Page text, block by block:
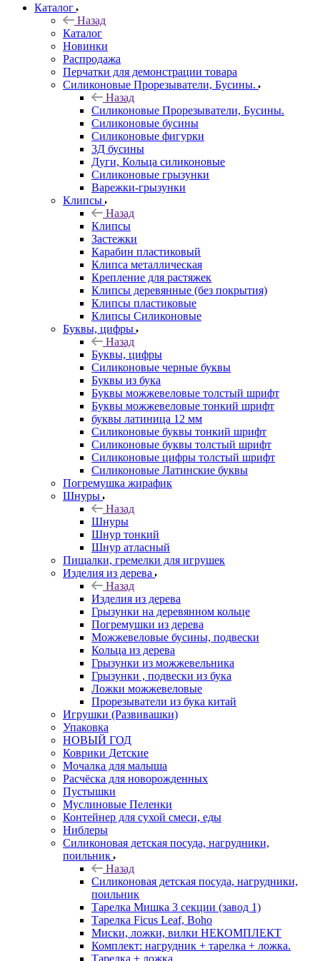
Каталог
Назад
Каталог
Новинки
Распродажа
Перчатки для демонстрации товара
Силиконовые Прорезыватели, Бусины.
Назад
Силиконовые Прорезыватели, Бусины.
Силиконовые бусины
Силиконовые фигурки
3Д бусины
Дуги, Кольца силиконовые
Силиконовые грызунки
Варежки-грызунки
Клипсы
Назад
Клипсы
Застежки
Карабин пластиковый
Клипса металлическая
Крепление для растяжек
Клипсы деревянные (без покрытия)
Клипсы пластиковые
Клипсы Силиконовые
Буквы, цифры
Назад
Буквы, цифры
Силиконовые черные буквы
Буквы из бука
Буквы можжевеловые толстый шрифт
Буквы можжевеловые тонкий шрифт
буквы латиница 12 мм
Силиконовые буквы тонкий шрифт
Силиконовые буквы толстый шрифт
Силиконовые цифры толстый шрифт
Силиконовые Латинские буквы
Погремушка жирафик
Шнуры
Назад
Шнуры
Шнур тонкий
Шнур атласный
Пищалки, гремелки для игрушек
Изделия из дерева
Назад
Изделия из дерева
Грызунки на деревянном кольце
Погремушки из дерева
Можжевеловые бусины, подвески
Кольца из дерева
Грызунки из можжевельника
Грызунки , подвески из бука
Ложки можжевеловые
Прорезыватели из бука китай
Игрушки (Развивашки)
Упаковка
НОВЫЙ ГОД
Коврики Детские
Мочалка для малыша
Расчёска для новорожденных
Пустышки
Муслиновые Пеленки
Контейнер для сухой смеси, еды
Ниблеры
Силиконовая детская посуда, нагрудники,
поильник
Назад
Силиконовая детская посуда, нагрудники,
поильник
Тарелка Мишка 3 секции (завод 1)
Тарелка Ficus Leaf, Boho
Миски, ложки, вилки НЕКОМПЛЕКТ
Комплект: нагрудник + тарелка + ложка.
Тарелка + ложка